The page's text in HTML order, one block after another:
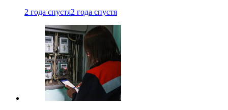
2 года спустя2 года спустя